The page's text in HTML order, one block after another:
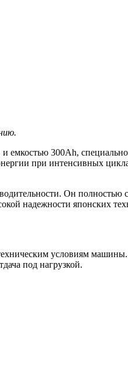
300Ah, специально
при интенсивных
Он
надежности японских
условиям
под нагрузкой.